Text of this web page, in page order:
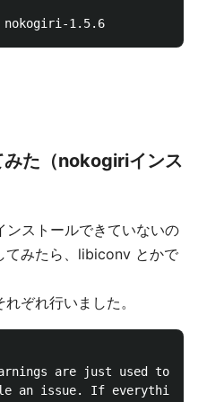
みた（nokogiriインス
ストールできていないの
てみたら、libiconv とかで
れぞれ行いました。
are just used to
an issue. If everything